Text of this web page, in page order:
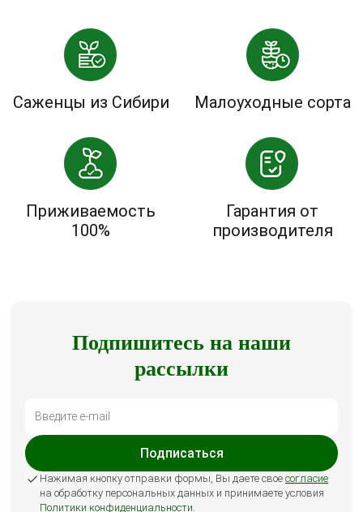
Саженцы из Сибири Малоуходные сорта
Приживаемость
100%
Гарантия от
производителя
Подпишитесь на наши
рассылки
Подписаться
Нажимая кнопку отправки формы, Вы даете свое согласие
на обработку персональных данных и принимаете условия
Политики конфиденциальности.